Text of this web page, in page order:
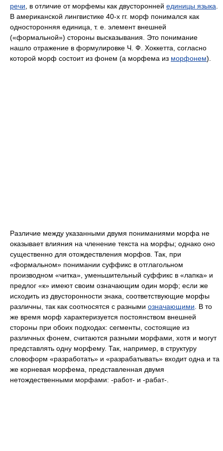
речи , в отличие от морфемы как двусторонней единицы языка
В американской лингвистике 40‑х гг. морф понимался как
односторонняя единица, т. е. элемент внешней
(«формальной») стороны высказывания. Это понимание
нашло отражение в формулировке Ч. Ф. Хоккетта, согласно
которой морф состоит из фонем (а морфема из морфонем).
Различие между указанными двумя пониманиями морфа не
оказывает влияния на членение текста на морфы; однако оно
существенно для отождествления морфов. Так, при
«формальном» понимании суффикс в отглагольном
производном «читка», уменьшительный суффикс в «лапка» и
предлог «к» имеют своим означающим один морф; если же
исходить из двусторонности знака, соответствующие морфы
различны, так как соотносятся с разными означающими . В то
же время морф характеризуется постоянством внешней
стороны при обоих подходах: сегменты, состоящие из
различных фонем, считаются разными морфами, хотя и могут
представлять одну морфему. Так, например, в структуру
словоформ «разработать» и «разрабатывать» входит одна и та
же корневая морфема, представленная двумя
нетождественными морфами: ‑работ- и ‑рабат‑.